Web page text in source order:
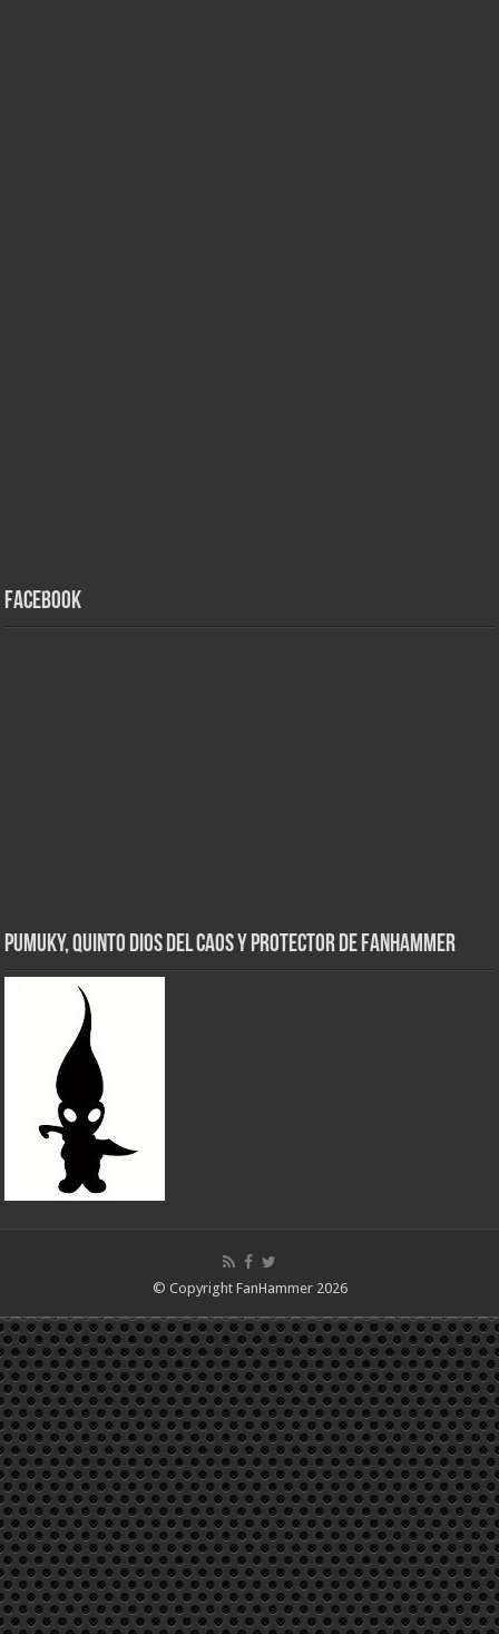
Facebook
Pumuky, Quinto Dios del Caos y Protector de FanHammer
© Copyright FanHammer 2026